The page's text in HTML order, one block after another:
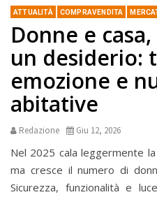
ATTUALITÀ COMPRAVENDITA
Donne e
un desiderio:
emozione e
abitative
Redazione Giu 12, 2026
Nel 2025 cala leggermente
ma cresce il numero di
Sicurezza, funzionalità e